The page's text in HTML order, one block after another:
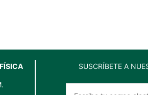
SUSCRÍBETE A